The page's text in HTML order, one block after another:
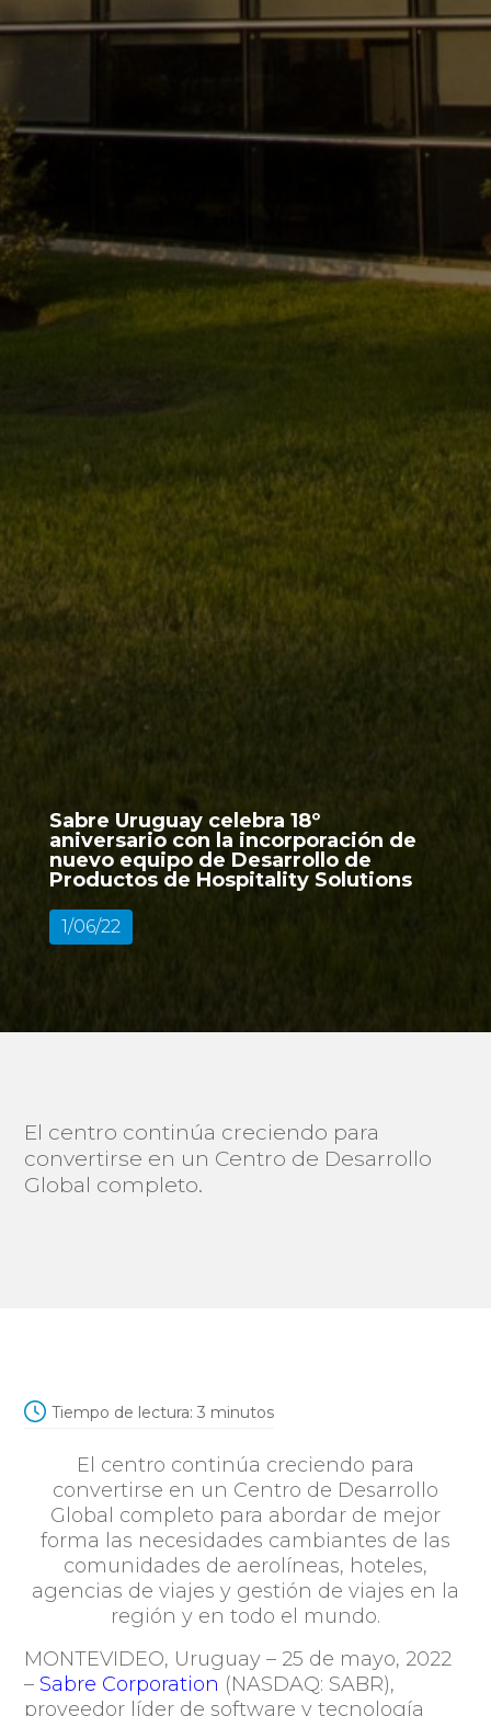
Sabre Uruguay celebra 18º
aniversario con la incorporación de
nuevo equipo de Desarrollo de
Productos de Hospitality Solutions
1/06/22
El centro continúa creciendo para
convertirse en un Centro de Desarrollo
Global completo.
Tiempo de lectura: 3 minutos
El centro continúa creciendo para
convertirse en un Centro de Desarrollo
Global completo para abordar de mejor
forma las necesidades cambiantes de las
comunidades de aerolíneas, hoteles,
agencias de viajes y gestión de viajes en la
región y en todo el mundo.
MONTEVIDEO, Uruguay – 25 de mayo, 2022
– Sabre Corporation (NASDAQ: SABR),
proveedor líder de software y tecnología